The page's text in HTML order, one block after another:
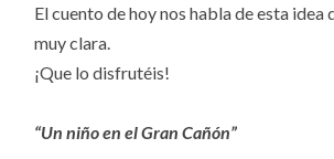
El cuento de hoy nos habla de esta idea
muy clara.
¡Que lo disfrutéis!
“Un niño en el Gran Cañón”